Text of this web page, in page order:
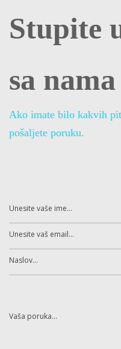
Stupite
sa nama
Ako imate bilo kakvih
pošaljete poruku.